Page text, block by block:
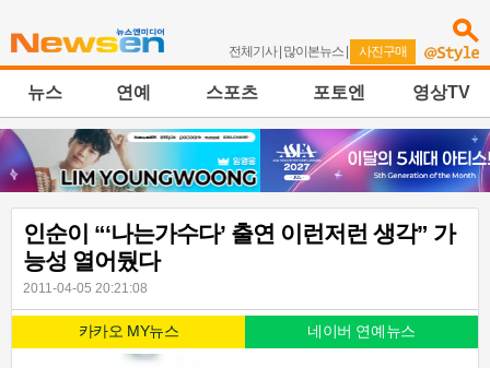
전체기사| 많이본뉴스 | 사진구매
뉴스 연예 스포츠 포토엔 영상TV
인순이 “‘나는가수다’ 출연 이런저런 생각” 가
능성 열어뒀다
2011-04-05 20:21:08
카카오 MY뉴스 네이버 연예뉴스